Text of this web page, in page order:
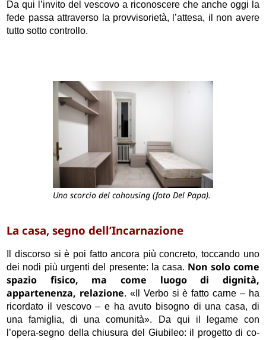
Da qui l’invito del vescovo a riconoscere che anche oggi la
fede passa attraverso la provvisorietà, l’attesa, il non avere
tutto sotto controllo.
Uno scorcio del cohousing (foto Del Papa).
La casa, segno dell’Incarnazione
Il discorso si è poi fatto ancora più concreto, toccando uno
dei nodi più urgenti del presente: la casa. Non solo come
spazio fisico, ma come luogo di dignità,
appartenenza, relazione. «Il Verbo si è fatto carne – ha
ricordato il vescovo – e ha avuto bisogno di una casa, di
una famiglia, di una comunità». Da qui il legame con
l’opera-segno della chiusura del Giubileo: il progetto di co-